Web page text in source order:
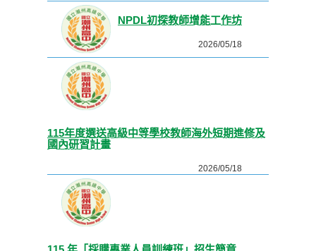
NPDL初探教師增能工作坊
2026/05/18
115年度選送高級中等學校教師海外短期進修及
國內研習計畫
2026/05/18